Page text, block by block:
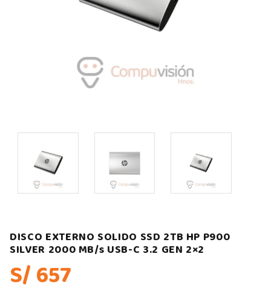
DISCO EXTERNO SOLIDO SSD 2TB HP P900
SILVER 2000 MB/s USB-C 3.2 GEN 2×2
S/ 657